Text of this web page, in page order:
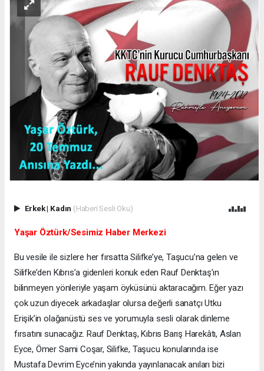
Erkek| Kadın (Haberi Sesli Oku)
Yaşar Öztürk/Sesimiz Haber Merkezi
Bu vesile ile sizlere her fırsatta Silifke’ye, Taşucu’na gelen ve
Silifke’den Kıbrıs’a gidenleri konuk eden Rauf Denktaş’ın
bilinmeyen yönleriyle yaşam öyküsünü aktaracağım. Eğer yazı
çok uzun diyecek arkadaşlar olursa değerli sanatçı Utku
Erişik’in olağanüstü ses ve yorumuyla sesli olarak dinleme
fırsatını sunacağız. Rauf Denktaş, Kıbrıs Barış Harekâtı, Aslan
Eyce, Ömer Sami Coşar, Silifke, Taşucu konularında ise
Mustafa Devrim Eyce’nin yakında yayınlanacak anıları bizi